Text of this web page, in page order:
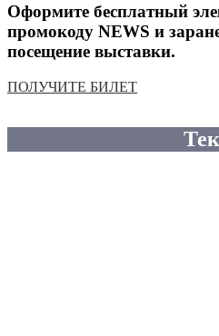
Оформите бесплатный
промокоду NEWS и
посещение выставки.
ПОЛУЧИТЕ БИЛЕТ